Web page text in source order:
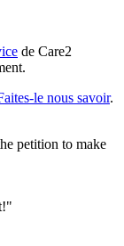
de Care2
le nous savoir.
petition to make